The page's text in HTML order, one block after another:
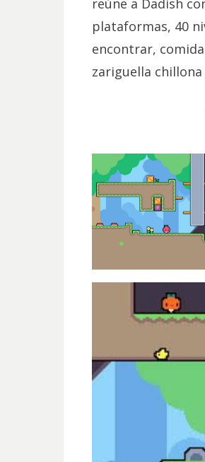
reúne a Dadish
plataformas, 40
encontrar,
zariguella